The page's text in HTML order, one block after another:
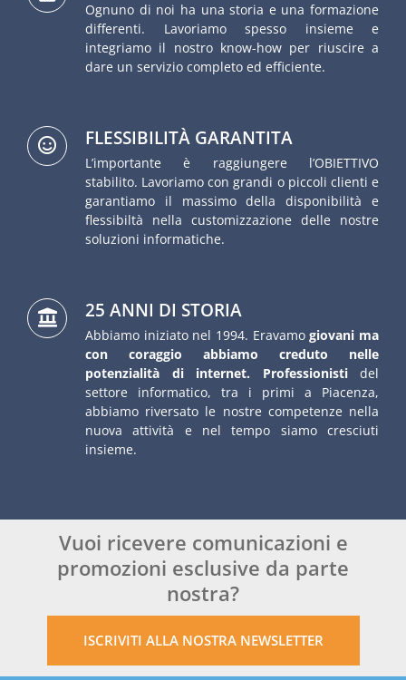
Ognuno di noi ha una storia e una formazione
differenti. Lavoriamo spesso insieme e
integriamo il nostro know-how per riuscire a
dare un servizio completo ed efficiente.
FLESSIBILITÀ GARANTITA
L’importante è raggiungere l’OBIETTIVO
stabilito. Lavoriamo con grandi o piccoli clienti e
garantiamo il massimo della disponibilità e
flessibiltà nella customizzazione delle nostre
soluzioni informatiche.
25 ANNI DI STORIA
Abbiamo iniziato nel 1994. Eravamogiovani ma
con coraggio abbiamo creduto nelle
potenzialità di internet. Professionistidel
settore informatico, tra i primi a Piacenza,
abbiamo riversato le nostre competenze nella
nuova attività e nel tempo siamo cresciuti
insieme.
Vuoi ricevere comunicazioni e
promozioni esclusive da parte
nostra?
ISCRIVITI ALLA NOSTRA NEWSLETTER